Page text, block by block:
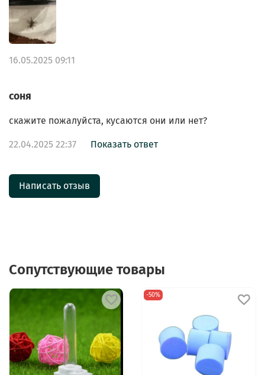
16.05.2025 09:11
соня
скажите пожалуйста, кусаются они или нет?
22.04.2025 22:37 Показать ответ
Написать отзыв
Сопутствующие товары
-50%